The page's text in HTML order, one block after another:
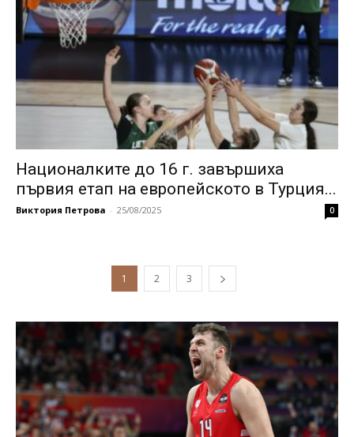
Националките до 16 г. завършиха
първия етап на европейското в Турция...
Виктория Петрова - 25/08/2025 0
1 2 3